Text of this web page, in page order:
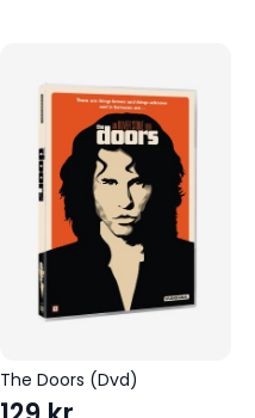
The Doors (Dvd)